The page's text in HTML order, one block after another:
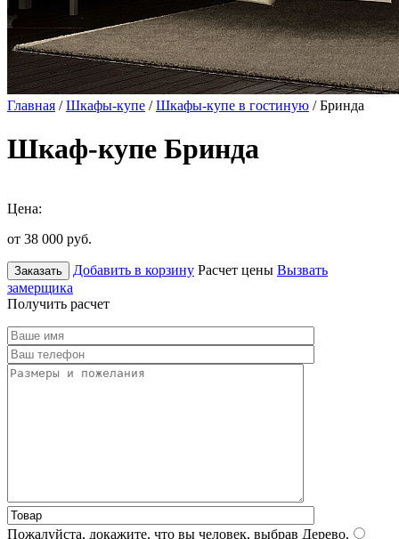
Главная /Шкафы-купе /Шкафы-купе в гостиную / Бринда
Шкаф-купе Бринда
Цена:
от 38 000 руб.
Заказать Добавить в корзину Расчет цены Вызвать
замерщика
Получить расчет
Пожалуйста, докажите, что вы человек, выбрав Дерево.